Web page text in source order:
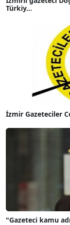
Türkiy...
İzmir Gazeteciler
"Gazeteci kamu